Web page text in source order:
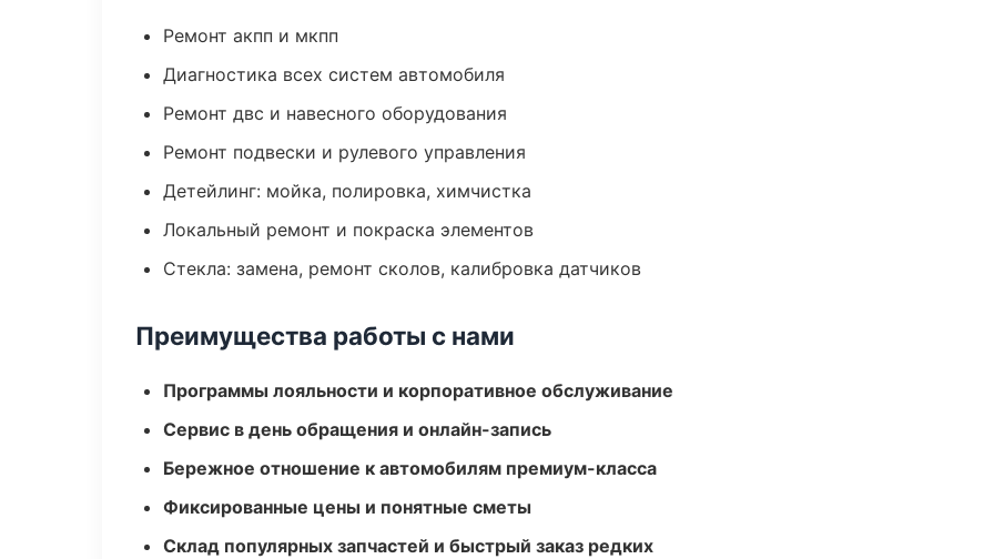
Ремонт акпп и мкпп
Диагностика всех систем автомобиля
Ремонт двс и навесного оборудования
Ремонт подвески и рулевого управления
Детейлинг: мойка, полировка, химчистка
Локальный ремонт и покраска элементов
Стекла: замена, ремонт сколов, калибровка датчиков
Преимущества работы с нами
Программы лояльности и корпоративное обслуживание
Сервис в день обращения и онлайн-запись
Бережное отношение к автомобилям премиум-класса
Фиксированные цены и понятные сметы
Склад популярных запчастей и быстрый заказ редких